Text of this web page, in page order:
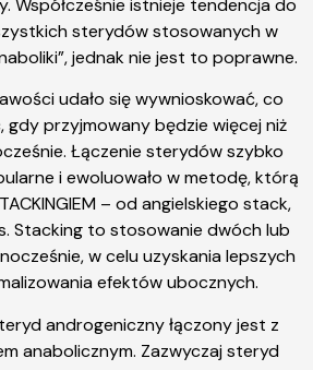
Współcześnie istnieje tendencja do
sterydów stosowanych w
jednak nie jest to poprawne.
udało się wywnioskować, co
gdy przyjmowany będzie więcej niż
Łączenie sterydów szybko
i ewoluowało w metodę, którą
– od angielskiego stack,
Stacking to stosowanie dwóch lub
w celu uzyskania lepszych
efektów ubocznych.
androgeniczny łączony jest z
anabolicznym. Zazwyczaj steryd